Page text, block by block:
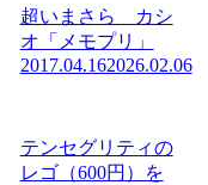
超いまさら カシ
オ「メモプリ」
2017.04.162026.02.06
テンセグリティの
レゴ（600円）を